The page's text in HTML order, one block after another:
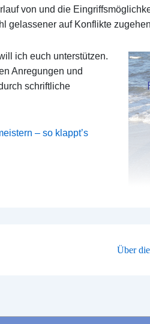
von und die
gelassener auf Konflikte
ich euch unterstützen.
Anregungen und
schriftliche
– so klappt’s
Nächster
Über